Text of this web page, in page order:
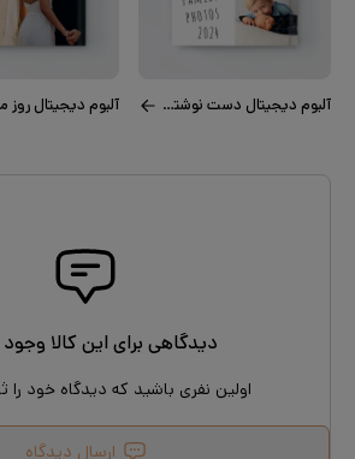
آلبوم دیجیتال دست نوشته‌های خانوادگی آلبوم دیجیتال روز
دیدگاهی برای این کالا وجود
اولین نفری باشید که دیدگاه خود
ارسال دیدگاه